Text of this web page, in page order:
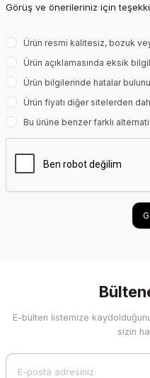
Görüş ve önerileriniz için
Ürün resmi kalitesiz, bozuk
Ürün açıklamasında eksik
Ürün bilgilerinde hatalar
Ürün fiyatı diğer sitelerden
Bu ürüne benzer farklı
E-bülten listemize
sizin